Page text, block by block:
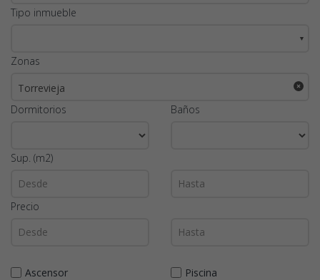
Tipo inmueble
▼
Zonas
Torrevieja
Dormitorios
Baños
Sup. (m2)
Precio
Ascensor
Piscina